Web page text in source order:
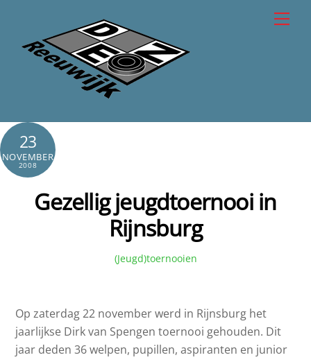
content
23
NOVEMBER
2008
Gezellig jeugdtoernooi in
Rijnsburg
(Jeugd)toernooien
Op zaterdag 22 november werd in Rijnsburg het
jaarlijkse Dirk van Spengen toernooi gehouden. Dit
jaar deden 36 welpen, pupillen, aspiranten en junior